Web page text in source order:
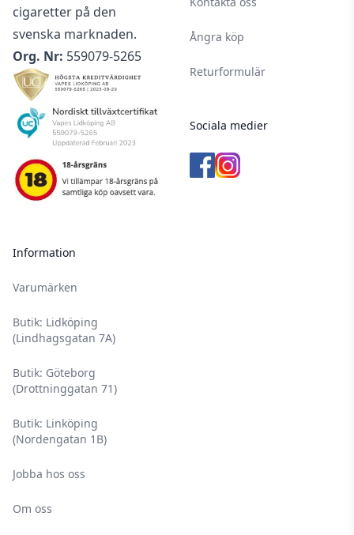
cigaretter på den
svenska marknaden.
Org. Nr: 559079-5265
Information
Varumärken
Butik: Lidköping
(Lindhagsgatan 7A)
Butik: Göteborg
(Drottninggatan 71)
Butik: Linköping
(Nordengatan 1B)
Jobba hos oss
Om oss
Ångra köp
Returformulär
Sociala medier